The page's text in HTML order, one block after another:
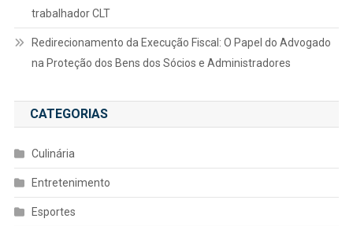
trabalhador CLT
Redirecionamento da Execução Fiscal: O Papel do Advogado
na Proteção dos Bens dos Sócios e Administradores
CATEGORIAS
Culinária
Entretenimento
Esportes